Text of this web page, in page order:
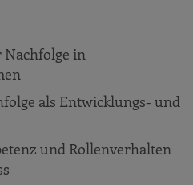
Nachfolge in
als Entwicklungs- und
und Rollenverhalten